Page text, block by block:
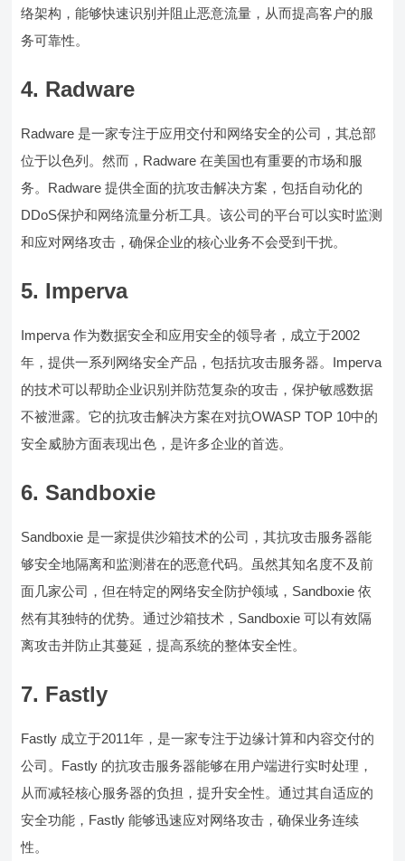
络架构，能够快速识别并阻止恶意流量，从而提高客户的服
务可靠性。
4. Radware
Radware 是一家专注于应用交付和网络安全的公司，其总部
位于以色列。然而，Radware 在美国也有重要的市场和服
务。Radware 提供全面的抗攻击解决方案，包括自动化的
DDoS保护和网络流量分析工具。该公司的平台可以实时监测
和应对网络攻击，确保企业的核心业务不会受到干扰。
5. Imperva
Imperva 作为数据安全和应用安全的领导者，成立于2002
年，提供一系列网络安全产品，包括抗攻击服务器。Imperva
的技术可以帮助企业识别并防范复杂的攻击，保护敏感数据
不被泄露。它的抗攻击解决方案在对抗OWASP TOP 10中的
安全威胁方面表现出色，是许多企业的首选。
6. Sandboxie
Sandboxie 是一家提供沙箱技术的公司，其抗攻击服务器能
够安全地隔离和监测潜在的恶意代码。虽然其知名度不及前
面几家公司，但在特定的网络安全防护领域，Sandboxie 依
然有其独特的优势。通过沙箱技术，Sandboxie 可以有效隔
离攻击并防止其蔓延，提高系统的整体安全性。
7. Fastly
Fastly 成立于2011年，是一家专注于边缘计算和内容交付的
公司。Fastly 的抗攻击服务器能够在用户端进行实时处理，
从而减轻核心服务器的负担，提升安全性。通过其自适应的
安全功能，Fastly 能够迅速应对网络攻击，确保业务连续
性。